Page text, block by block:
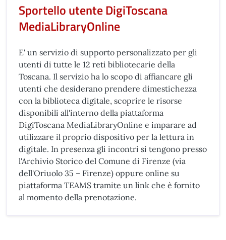
Sportello utente DigiToscana
MediaLibraryOnline
E' un servizio di supporto personalizzato per gli
utenti di tutte le 12 reti bibliotecarie della
Toscana. Il servizio ha lo scopo di affiancare gli
utenti che desiderano prendere dimestichezza
con la biblioteca digitale, scoprire le risorse
disponibili all'interno della piattaforma
DigiToscana MediaLibraryOnline e imparare ad
utilizzare il proprio dispositivo per la lettura in
digitale. In presenza gli incontri si tengono presso
l'Archivio Storico del Comune di Firenze (via
dell'Oriuolo 35 – Firenze) oppure online su
piattaforma TEAMS tramite un link che è fornito
al momento della prenotazione.